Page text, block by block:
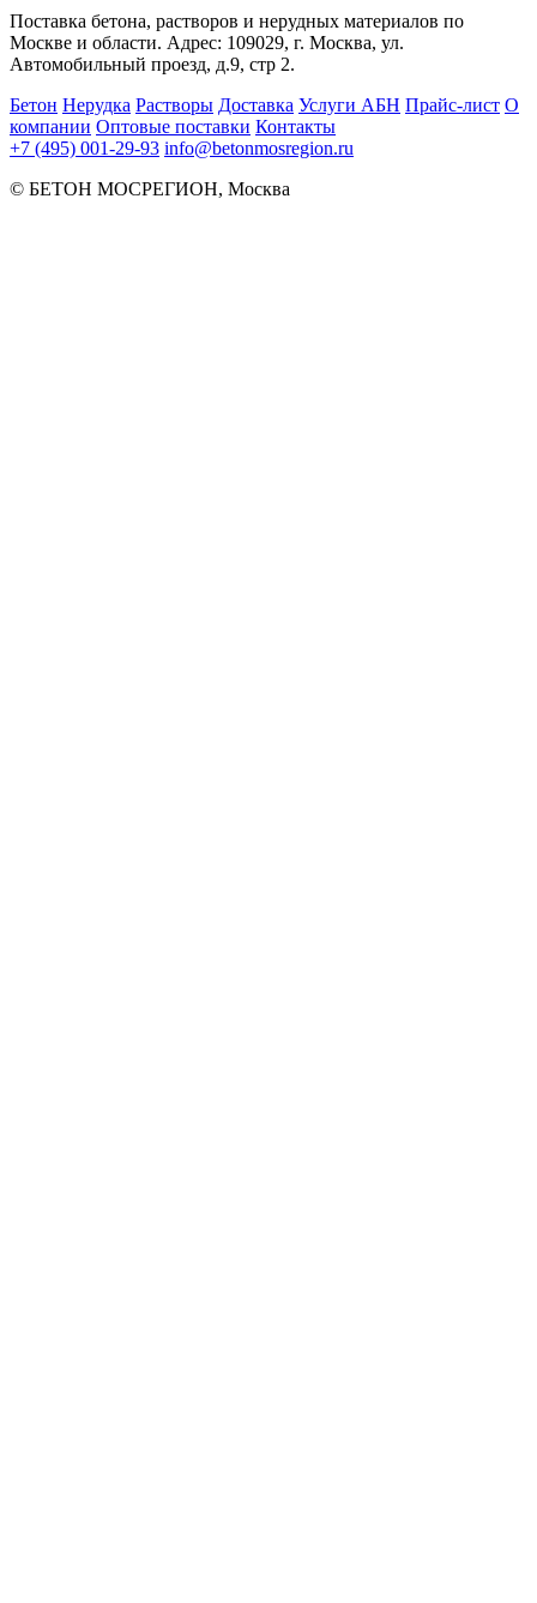
Поставка бетона, растворов и нерудных материалов по
Москве и области. Адрес: 109029, г. Москва, ул.
Автомобильный проезд, д.9, стр 2.
Бетон Нерудка Растворы Доставка Услуги АБН Прайс‑лист О
компании Оптовые поставки Контакты
+7 (495) 001-29-93 info@betonmosregion.ru
© БЕТОН МОСРЕГИОН, Москва